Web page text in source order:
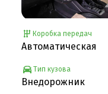
Коробка передач
Автоматическая
Тип кузова
Внедорожник